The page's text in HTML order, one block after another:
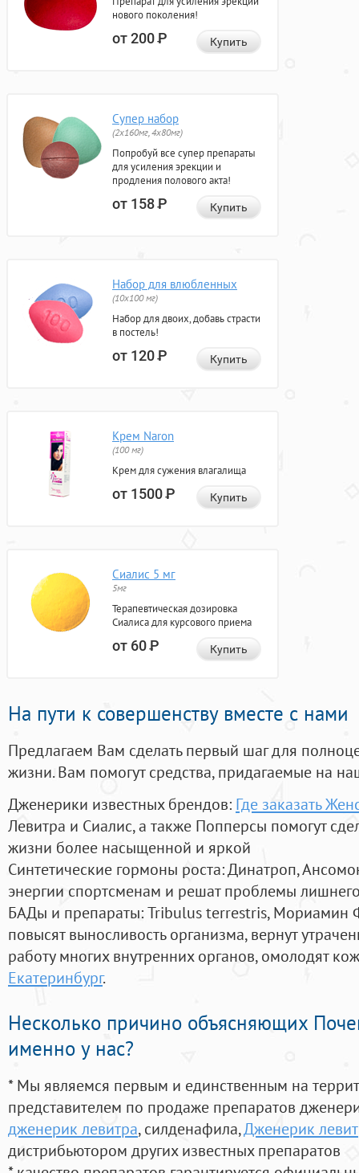
нового поколения!
от 200Р Купить
Супер набор
(2х160мг, 4х80мг)
Попробуй все супер препараты
для усиления эрекции и
продления полового акта!
от 158Р Купить
Набор для влюбленных
(10х100 мг)
Набор для двоих, добавь страсти
в постель!
от 120Р Купить
Крем Naron
(100 мг)
Крем для сужения влагалища
от 1500Р Купить
Сиалис 5 мг
5мг
Терапевтическая дозировка
Сиалиса для курсового приема
от 60Р Купить
На пути к совершенству вместе с нами
Предлагаем Вам сделать первый шаг для
жизни. Вам помогут средства, придагаемые на
Дженерики известных брендов: Где заказать
Левитра и Сиалис, а также Попперсы помогут
жизни более насыщенной и яркой
Синтетические гормоны роста: Динатроп,
энергии спортсменам и решат проблемы
БАДы и препараты:Tribulus terrestris, Мориамин
повысят выносливость организма, вернут
работу многих внутренних органов, омолодят
Екатеринбург.
Несколько причино объясняющих
именно у нас?
* Мы являемся первым и единственным на
представителем по продаже препаратов
дженерик левитра, силденафила,Дженерик
дистрибьютором других известных препаратов